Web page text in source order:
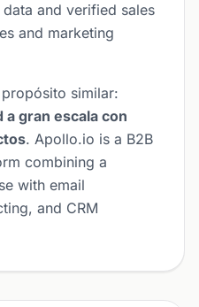
and verified sales
and marketing
similar:
gran escala con
. Apollo.io is a B2B
combining a
with email
and CRM